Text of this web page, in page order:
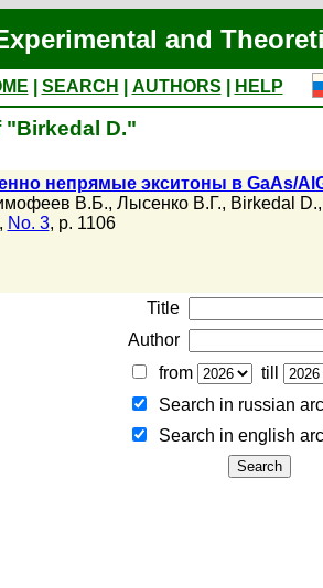
and
SEARCH AUTHORS
HELP
D."
непрямые экситоны в GaAs/
В.Б., Лысенко В.Г., Birkedal D.,
, No. 3, p. 1106
Title
Author
from
till
Search in russian
Search in english